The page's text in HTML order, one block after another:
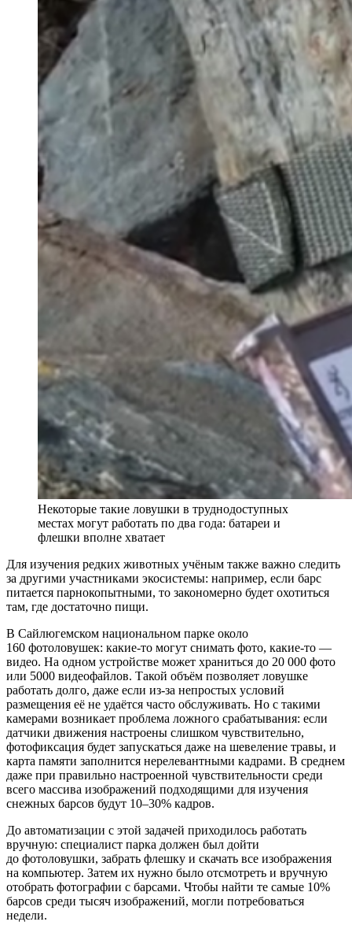
Некоторые такие ловушки в труднодоступных
местах могут работать по два года: батареи и
флешки вполне хватает
Для изучения редких животных учёным также важно следить
за другими участниками экосистемы: например, если барс
питается парнокопытными, то закономерно будет охотиться
там, где достаточно пищи.
В Сайлюгемском национальном парке около
160 фотоловушек: какие‑то могут снимать фото, какие‑то —
видео. На одном устройстве может храниться до 20 000 фото
или 5000 видеофайлов. Такой объём позволяет ловушке
работать долго, даже если из‑за непростых условий
размещения её не удаётся часто обслуживать. Но с такими
камерами возникает проблема ложного срабатывания: если
датчики движения настроены слишком чувствительно,
фотофиксация будет запускаться даже на шевеление травы, и
карта памяти заполнится нерелевантными кадрами. В среднем
даже при правильно настроенной чувствительности среди
всего массива изображений подходящими для изучения
снежных барсов будут 10–30% кадров.
До автоматизации с этой задачей приходилось работать
вручную: специалист парка должен был дойти
до фотоловушки, забрать флешку и скачать все изображения
на компьютер. Затем их нужно было отсмотреть и вручную
отобрать фотографии с барсами. Чтобы найти те самые 10%
барсов среди тысяч изображений, могли потребоваться
недели.